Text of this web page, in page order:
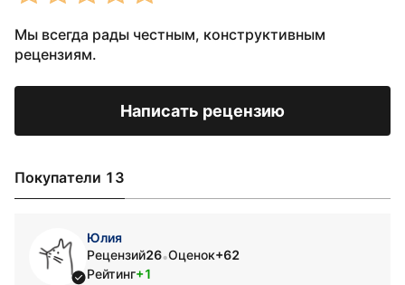
Мы всегда рады честным, конструктивным
рецензиям.
Написать рецензию
Покупатели 13
Юлия
Рецензий26•Оценок+62
Рейтинг+1